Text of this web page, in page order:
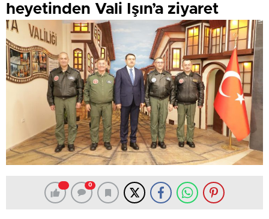
heyetinden Vali Işın’a ziyaret
0